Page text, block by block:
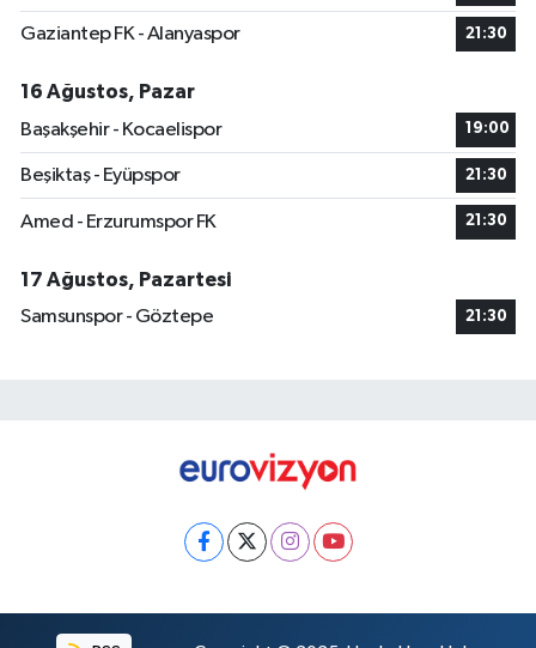
Gaziantep FK - Alanyaspor 21:30
16 Ağustos, Pazar
Başakşehir - Kocaelispor
19:00
Beşiktaş - Eyüpspor 21:30
Amed - Erzurumspor FK 21:30
17 Ağustos, Pazartesi
Samsunspor - Göztepe
21:30